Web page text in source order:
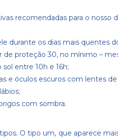
recomendadas para o nosso
durante os dias mais quentes
proteção 30, no mínimo –
entre 10h e 16h;
e óculos escuros com lentes
com sombra.
O tipo um, que aparece